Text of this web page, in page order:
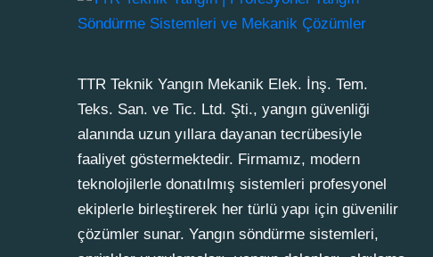
TTR Teknik Yangın Mekanik Elek. İnş. Tem.
Teks. San. ve Tic. Ltd. Şti., yangın güvenliği
alanında uzun yıllara dayanan tecrübesiyle
faaliyet göstermektedir. Firmamız, modern
teknolojilerle donatılmış sistemleri profesyonel
ekiplerle birleştirerek her türlü yapı için güvenilir
çözümler sunar. Yangın söndürme sistemleri,